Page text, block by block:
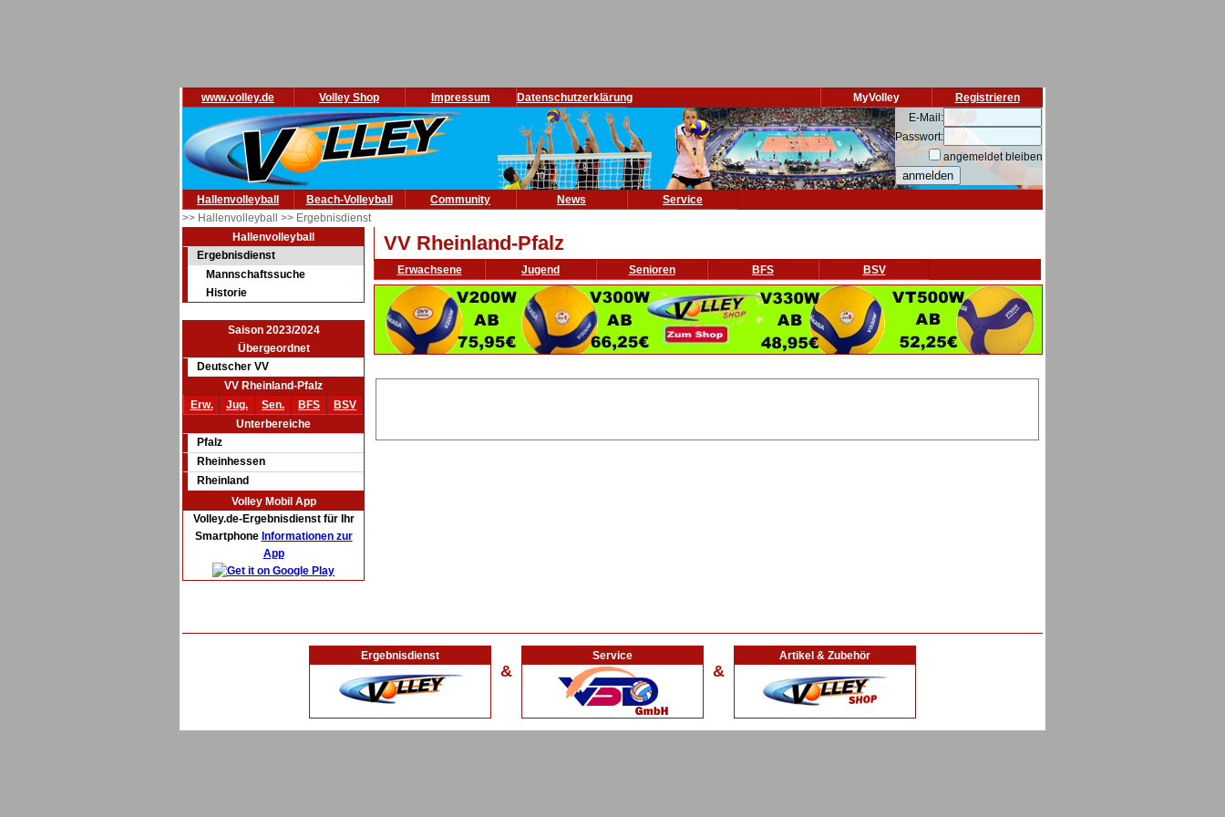
www.volley.de Volley Shop Impressum Datenschutzerklärung Registrieren
MyVolley
E-Mail:
Passwort:
angemeldet bleiben
Hallenvolleyball Beach-Volleyball Community News
Service
>> Hallenvolleyball >> Ergebnisdienst
Hallenvolleyball
Ergebnisdienst
Mannschaftssuche
Historie
Saison 2023/2024
Übergeordnet
Deutscher VV
VV Rheinland-Pfalz
Erw.
Jug. Sen. BFS
BSV
Unterbereiche
Pfalz
Rheinhessen
Rheinland
Volley Mobil App
Volley.de-Ergebnisdienst für Ihr
Smartphone Informationen zur
App
VV Rheinland-Pfalz
Erwachsene Jugend Senioren BFS BSV
Ergebnisdienst
&
Service
&
Artikel & Zubehör